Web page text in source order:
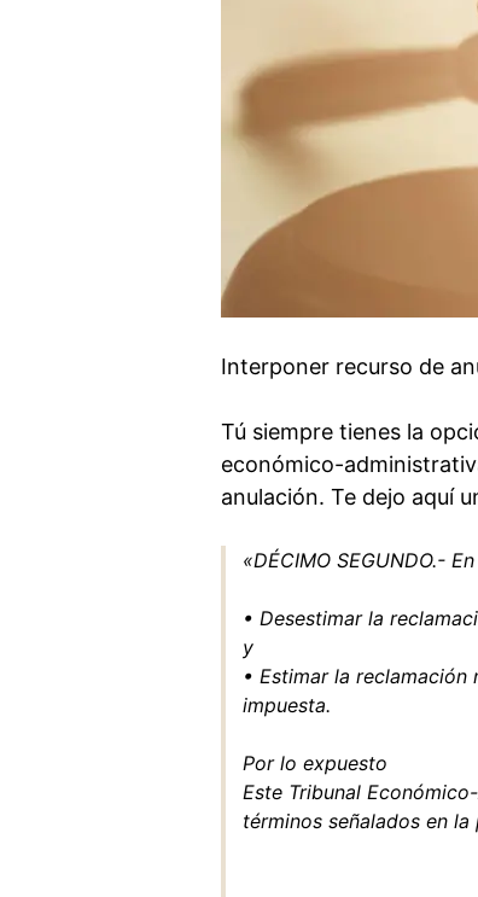
Interponer recurso de
Tú siempre tienes la
económico-
anulación. Te dejo aquí
«DÉCIMO SEGUNDO.-
• Desestimar la
y
• Estimar la reclamación
impuesta.
Por lo expuesto
Este Tribunal
términos señalados en